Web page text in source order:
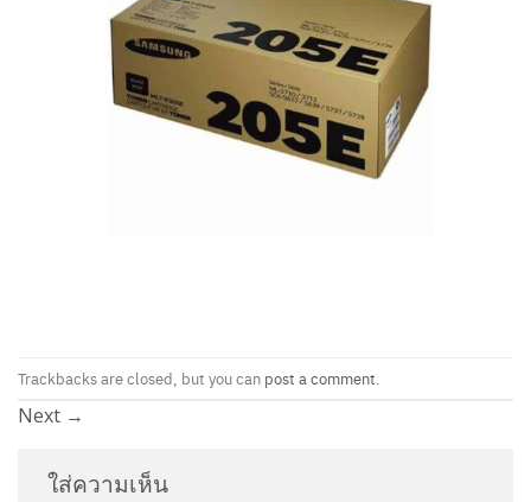
Trackbacks are closed, but you can post a comment
Next →
ใส่ความเห็น